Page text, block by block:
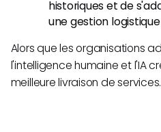
historiques et de
une gestion
Alors que les organisations
l'intelligence humaine et l'IA
meilleure livraison de services.